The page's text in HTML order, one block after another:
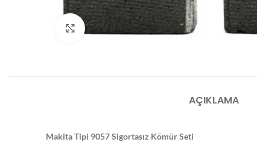
Click to enlarge
AÇIKLAMA
Makita Tipi 9057 Sigortasız Kömür Seti